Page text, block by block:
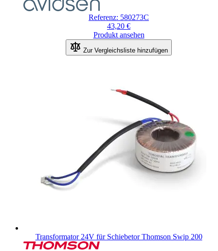
Referenz: 580273C
43,20 €
Produkt ansehen
Zur Vergleichsliste hinzufügen
Transformator 24V für Schiebetor Thomson Swip 200